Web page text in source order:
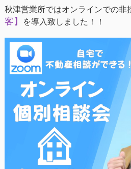
秋津営業所ではオンラインでの非
客】
を導入致しました！！